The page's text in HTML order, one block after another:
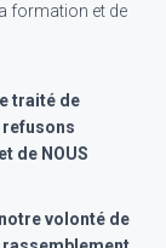
formation et de
traité de
refusons
de NOUS
volonté de